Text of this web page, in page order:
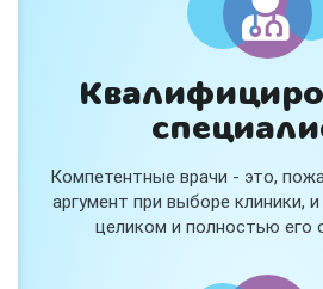
Компетентные врачи - это,
аргумент при выборе клиники,
целиком и полностью его